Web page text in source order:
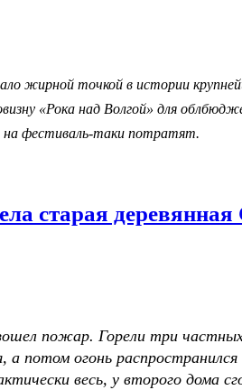
жирной точкой в истории
«Рока над Волгой» для
на фестиваль-таки потратят.
старая деревянная
пожар. Горели три
потом огонь
весь, у второго